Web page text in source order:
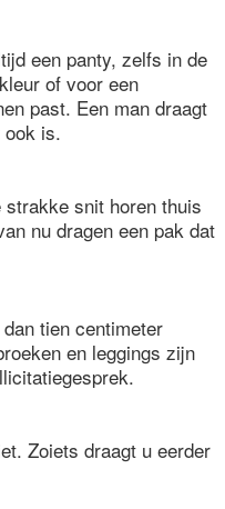
een panty, zelfs in de
of voor een
past. Een man draagt
ook is.
snit horen thuis
nu dragen een pak dat
tien centimeter
en leggings zijn
Zoiets draagt u eerder